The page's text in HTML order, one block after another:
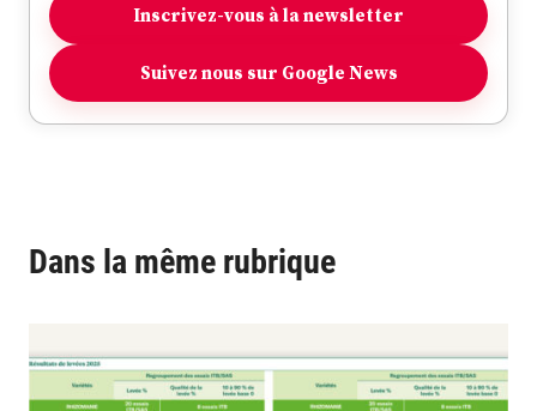
Inscrivez-vous à la newsletter
Suivez nous sur Google News
Dans la même rubrique